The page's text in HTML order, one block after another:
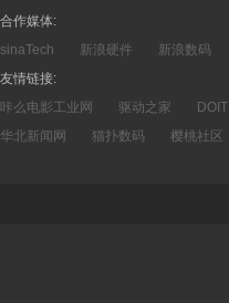
合作媒体:
sinaTech
新浪硬件 新浪数码
友情链接:
咔么电影工业网
驱动之家 DOIT
华北新闻网
猫扑数码 樱桃社区